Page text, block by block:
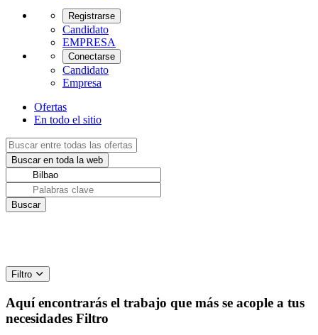
Registrarse
Candidato
EMPRESA
Conectarse
Candidato
Empresa
Ofertas
En todo el sitio
Filtro
Aquí encontrarás el trabajo que más se acople a tus
necesidades Filtro